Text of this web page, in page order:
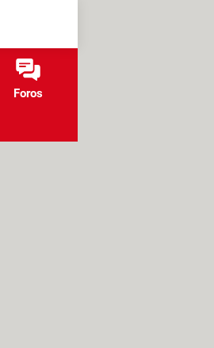
Foros